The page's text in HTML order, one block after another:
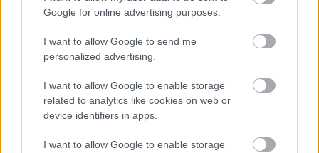
Google for online advertising purposes.
I want to allow Google to send me
personalized advertising.
I want to allow Google to enable storage
related to analytics like cookies on web or
device identifiers in apps.
I want to allow Google to enable storage
A rendező szerint a darab azt igazolja, hogy a
szeretet a legszorultabb helyzetekben is
megmentheti az embereket. Ha létezik az emberek
közötti szeretet, akkor nem számít a szegénység és
persze a gazdagság sem, nincs kilátástalan helyzet,
míg ha ez hiányzik, üressé válik az emberek élete -
vélekedett.